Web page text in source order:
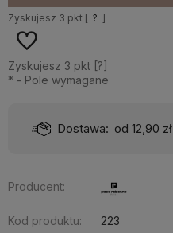
Zyskujesz 3 pkt [ ? ]
Zyskujesz 3 pkt [?]
* - Pole wymagane
Dostawa: od 12,90 zł
Producent:
Kod produktu:
223